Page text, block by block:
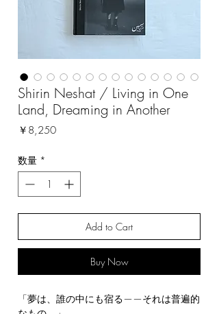
Shirin Neshat / Living in One
Land, Dreaming in Another
￥8,250価
数量 *
Add to Cart
Buy Now
「夢は、誰の中にも宿る——それは普遍的